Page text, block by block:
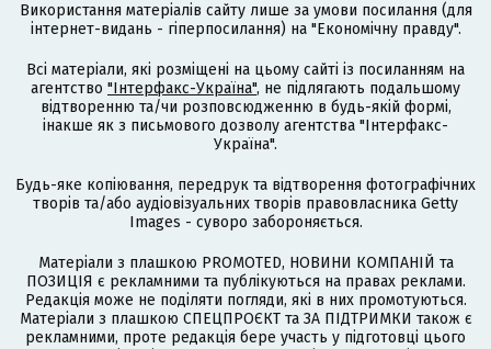
Використання матеріалів сайту лише за умови посилання (для
інтернет-видань - гіперпосилання) на "Економічну правду".
Всі матеріали, які розміщені на цьому сайті із посиланням на
агентство "Інтерфакс-Україна", не підлягають подальшому
відтворенню та/чи розповсюдженню в будь-якій формі,
інакше як з письмового дозволу агентства "Інтерфакс-
Україна".
Будь-яке копіювання, передрук та відтворення фотографічних
творів та/або аудіовізуальних творів правовласника Getty
Images - суворо забороняється.
Матеріали з плашкою PROMOTED, НОВИНИ КОМПАНІЙ та
ПОЗИЦІЯ є рекламними та публікуються на правах реклами.
Редакція може не поділяти погляди, які в них промотуються.
Матеріали з плашкою СПЕЦПРОЄКТ та ЗА ПІДТРИМКИ також є
рекламними, проте редакція бере участь у підготовці цього